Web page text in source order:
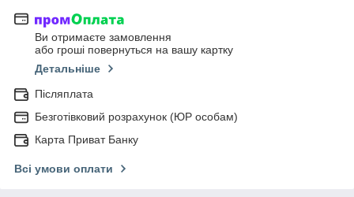
Ви отримаєте замовлення
або гроші повернуться на вашу картку
Детальніше
Післяплата
Безготівковий розрахунок (ЮР особам)
Карта Приват Банку
Всі умови оплати